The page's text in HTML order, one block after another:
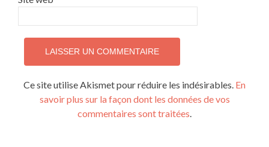
Ce site utilise Akismet pour réduire les indésirables. En
savoir plus sur la façon dont les données de vos
commentaires sont traitées.